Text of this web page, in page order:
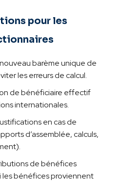
pour les
barème unique de
les erreurs de calcul.
de bénéficiaire effectif
internationales.
en cas de
d’assemblée, calculs,
de bénéfices
les bénéfices proviennent